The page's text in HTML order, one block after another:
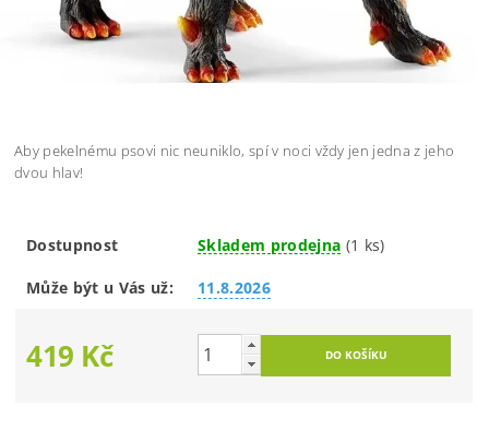
Aby pekelnému psovi nic neuniklo, spí v noci vždy jen jedna z jeho
dvou hlav!
Dostupnost Skladem prodejna (1 ks)
Může být u Vás už: 11.8.2026
419 Kč